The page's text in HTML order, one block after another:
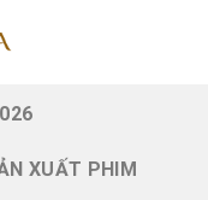
XUẤT PHIM